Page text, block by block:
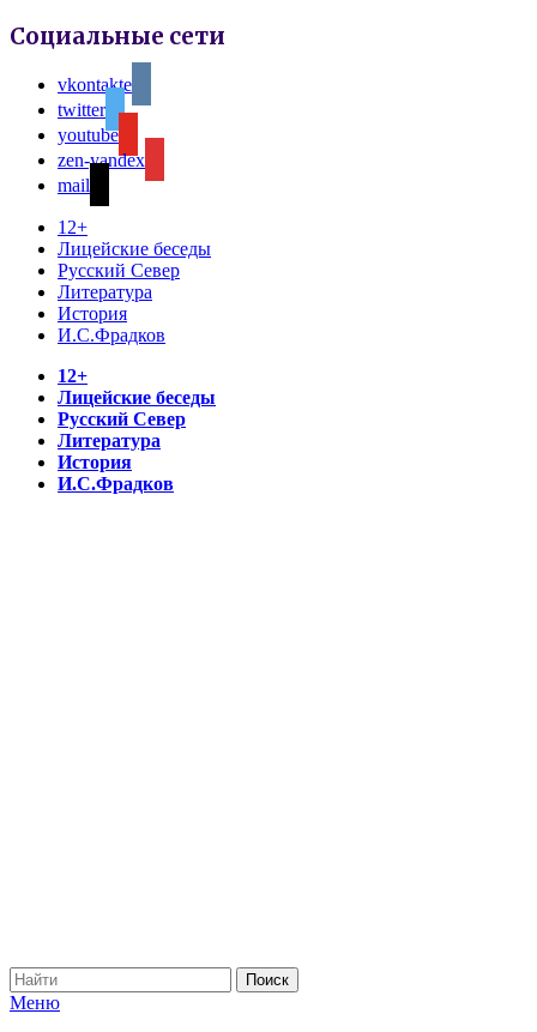
Социальные сети
vkontakte
twitter
youtube
zen-yandex
mail
12+
Лицейские беседы
Русский Север
Литература
История
И.С.Фрадков
12+
Лицейские беседы
Русский Север
Литература
История
И.С.Фрадков
Меню